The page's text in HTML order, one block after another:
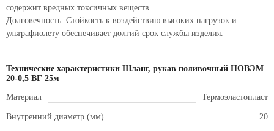
содержит вредных токсичных веществ.
Долговечность. Стойкость к воздействию высоких нагрузок и
ультрафиолету обеспечивает долгий срок службы изделия.
Технические характеристики Шланг, рукав поливочный НОВЭМ
20-0,5 ВГ 25м
Материал Термоэластопласт
Внутренний диаметр (мм) 20